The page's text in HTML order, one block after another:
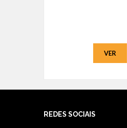
VER
REDES SOCIAIS